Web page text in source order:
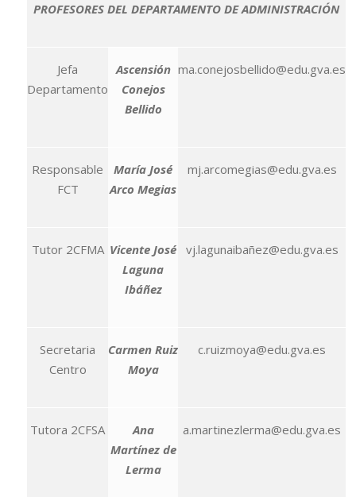
PROFESORES DEL DEPARTAMENTO DE ADMINISTRACIÓN
Jefa
Departamento
Ascensión
Conejos
Bellido
ma.conejosbellido@edu.gva.es
Responsable
FCT
María José
Arco Megias
mj.arcomegias@edu.gva.es
Tutor 2CFMA Vicente José
Laguna
Ibáñez
vj.lagunaibañez@edu.gva.es
Secretaria
Centro
Carmen Ruiz
Moya
c.ruizmoya@edu.gva.es
Tutora 2CFSA
Ana
Martínez de
Lerma
a.martinezlerma@edu.gva.es